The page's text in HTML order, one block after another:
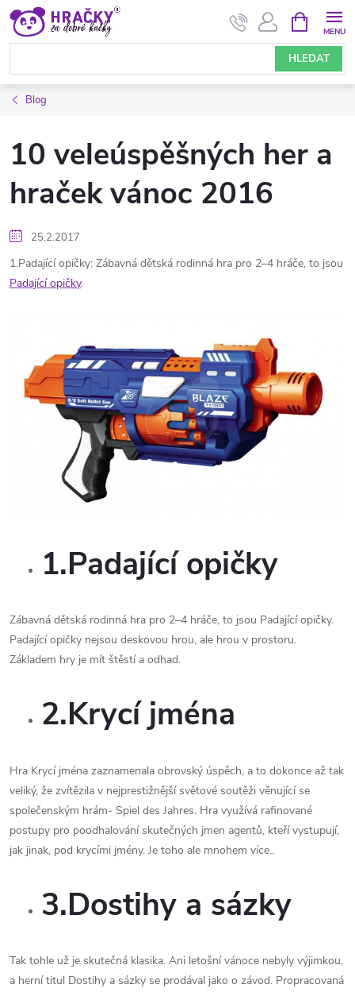
Přejít
obsah
HLEDAT
NÁKUPNÍ
KOŠÍK
Blog
10 veleúspěšných her a
hraček vánoc 2016
25.2.2017
1.Padající opičky: Zábavná dětská rodinná hra pro 2–4 hráče, to jsou
Padající opičky.
1.Padající opičky
Zábavná dětská rodinná hra pro 2–4 hráče, to jsou Padající opičky.
Padající opičky nejsou deskovou hrou, ale hrou v prostoru.
Základem hry je mít štěstí a odhad.
2.Krycí jména
Hra Krycí jména zaznamenala obrovský úspěch, a to dokonce až tak
veliký, že zvítězila v nejprestižnější světové soutěži věnující se
společenským hrám- Spiel des Jahres. Hra využívá rafinované
postupy pro poodhalování skutečných jmen agentů, kteří vystupují,
jak jinak, pod krycími jmény. Je toho ale mnohem více..
3.Dostihy a sázky
Tak tohle už je skutečná klasika. Ani letošní vánoce nebyly výjimkou,
a herní titul Dostihy a sázky se prodával jako o závod. Propracovaná